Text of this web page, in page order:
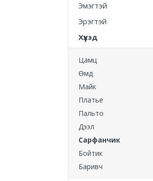
Эмэгтэй
Эрэгтэй
Хүүхэд
Цамц
Өмд
Майк
Платье
Пальто
Дээл
Сарфанчик
Бойтик
Баривч